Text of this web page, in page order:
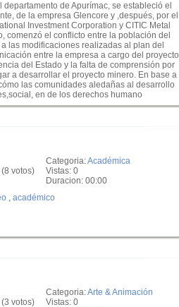
de Apurímac, se estableció el
de la empresa Glencore y ,después, por el
Investment Corporation y CITIC Metal
comenzó el conflicto entre la población del
las modificaciones realizadas al plan del
entre la empresa a cargo del proyecto
del Estado y la falta de comprensión por
a desarrollar el proyecto minero. En base a
las comunidades aledañas al desarrollo
en de los derechos humano
Categoria:Académica
Vistas: 0
Duracion: 00:00
votos)
, académico
Categoria:Arte & Animación
Vistas: 0
votos)